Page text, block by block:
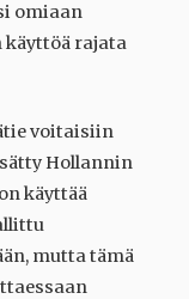
omiaan
käyttöä rajata
voitaisiin
Hollannin
käyttää
mutta tämä